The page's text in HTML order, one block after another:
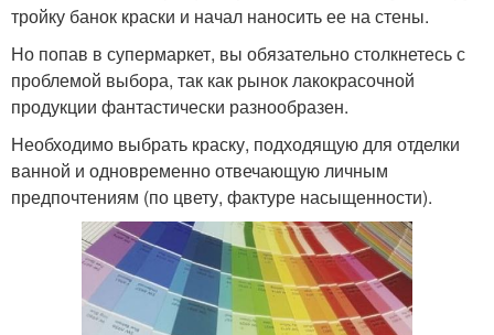
тройку банок краски и начал наносить ее на стены.
Но попав в супермаркет, вы обязательно столкнетесь с
проблемой выбора, так как рынок лакокрасочной
продукции фантастически разнообразен.
Необходимо выбрать краску, подходящую для отделки
ванной и одновременно отвечающую личным
предпочтениям (по цвету, фактуре насыщенности).